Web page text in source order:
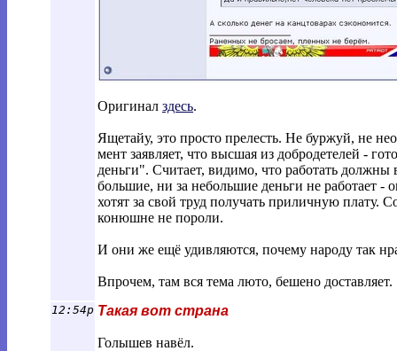
Оригинал здесь.
Ящетайу, это просто прелесть. Не буржуй, не
мент заявляет, что высшая из добродетелей -
деньги". Считает, видимо, что работать
большие, ни за небольшие деньги не работает
хотят за свой труд получать приличную плату.
конюшне не пороли.
И они же ещё удивляются, почему народу так
Впрочем, там вся тема люто, бешено доставляет.
12:54p Такая вот страна
Голышев навёл.